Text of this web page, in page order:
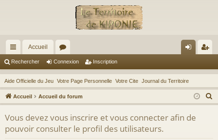
ac
co
ur
ci
s
Accueil
or
u
m
s
ne
xi
on
cri
pti
on
Rechercher Connexion Inscription
Aide Officielle du Jeu Votre Page Personnelle Votre Cite Journal du Territoire
Accueil Accueil du forum
e
Vous devez vous inscrire et vous connecter afin de
pouvoir consulter le profil des utilisateurs.